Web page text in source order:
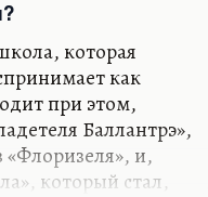
которая
как
при этом,
Баллантрэ»,
и,
который стал,